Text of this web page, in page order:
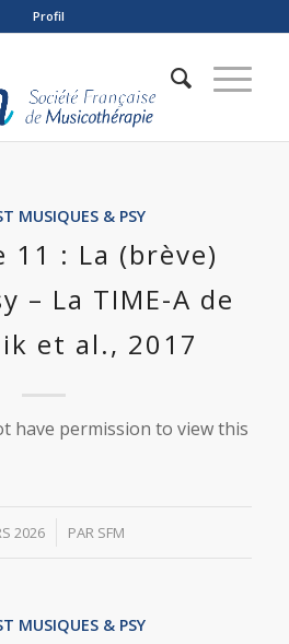
Profil
MUSIQUES & PSY
11 : La (brève)
– La TIME-A de
et al., 2017
have permission to view this
2026 PAR SFM
MUSIQUES & PSY